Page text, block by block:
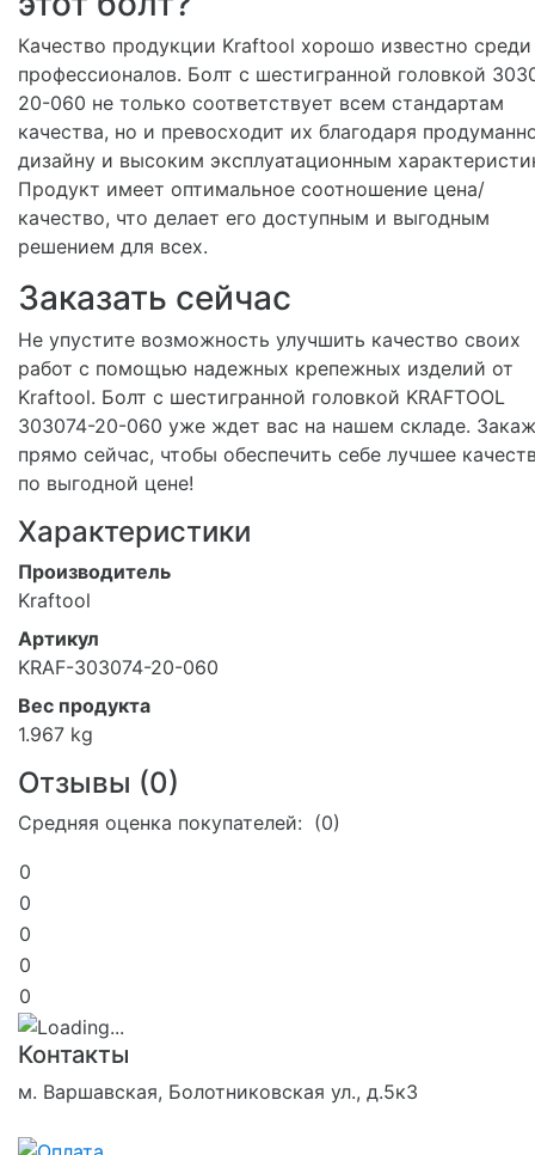
Качество продукции Kraftool хорошо известно среди
профессионалов. Болт с шестигранной головкой
20-060 не только соответствует всем стандартам
качества, но и превосходит их благодаря
дизайну и высоким эксплуатационным
Продукт имеет оптимальное соотношение цена/
качество, что делает его доступным и выгодным
решением для всех.
Заказать сейчас
Не упустите возможность улучшить качество своих
работ с помощью надежных крепежных изделий от
Kraftool. Болт с шестигранной головкой KRAFTOOL
303074-20-060 уже ждет вас на нашем складе.
прямо сейчас, чтобы обеспечить себе лучшее
по выгодной цене!
Характеристики
Производитель
Kraftool
Артикул
KRAF-303074-20-060
Вес продукта
1.967 kg
Отзывы (0)
Средняя оценка покупателей: (0)
0
0
0
0
0
Контакты
м. Варшавская, Болотниковская ул., д.5к3